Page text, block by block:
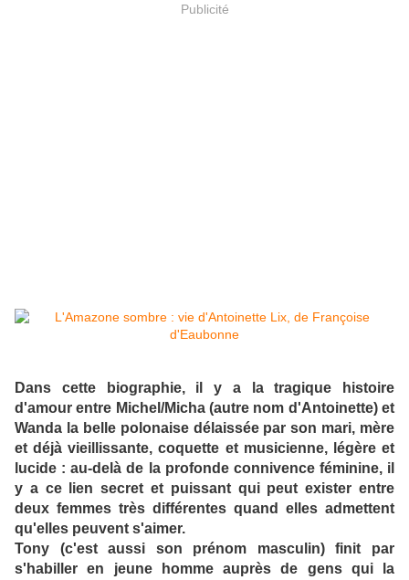
Publicité
Dans cette biographie, il y a la tragique histoire
d'amour entre Michel/Micha (autre nom d'Antoinette) et
Wanda la belle polonaise délaissée par son mari, mère
et déjà vieillissante, coquette et musicienne, légère et
lucide : au-delà de la profonde connivence féminine, il
y a ce lien secret et puissant qui peut exister entre
deux femmes très différentes quand elles admettent
qu'elles peuvent s'aimer.
Tony (c'est aussi son prénom masculin) finit par
s'habiller en jeune homme auprès de gens qui la